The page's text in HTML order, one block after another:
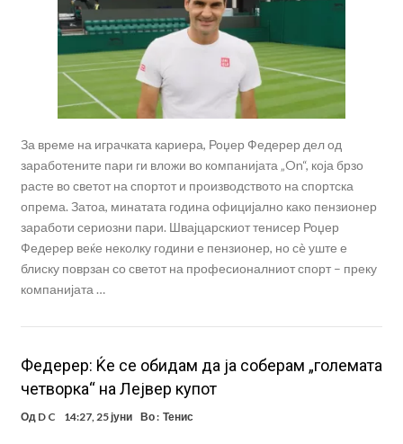
За време на играчката кариера, Роџер Федерер дел од
заработените пари ги вложи во компанијата „On“, која брзо
расте во светот на спортот и производството на спортска
опрема. Затоа, минатата година официјално како пензионер
заработи сериозни пари. Швајцарскиот тенисер Роџер
Федерер веќе неколку години е пензионер, но сè уште е
блиску поврзан со светот на професионалниот спорт – преку
компанијата …
Федерер: Ќе се обидам да ја соберам „големата
четворка“ на Лејвер купот
Од D C 14:27, 25 јуни Во : Тенис